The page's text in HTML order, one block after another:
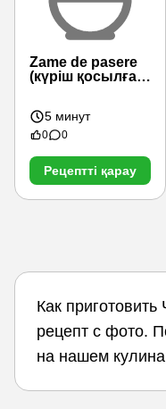
Zame de pasere
(күріш қосылған
5 минут
0 0
Рецептті қарау
Как
рецепт с фото.
на нашем